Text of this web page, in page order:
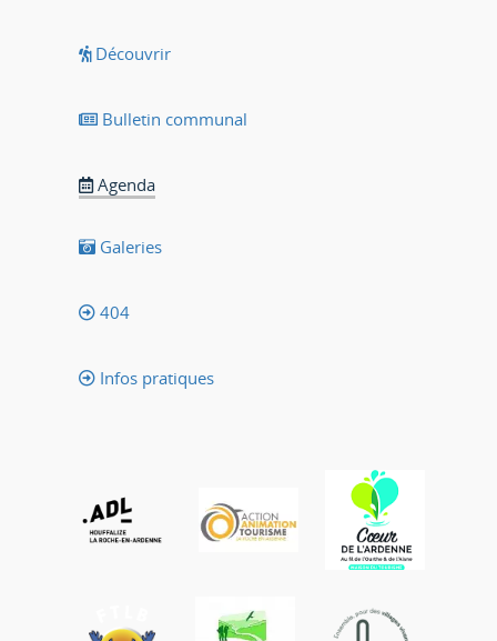
Découvrir
Bulletin communal
Agenda
Galeries
404
Infos pratiques